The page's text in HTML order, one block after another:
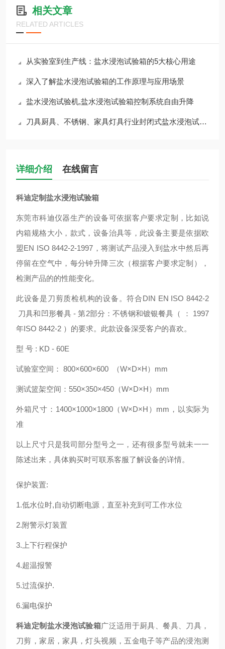
相关文章
RELATED ARTICLES
从实验室到生产线：盐水浸泡试验箱的5大核心用途
深入了解盐水浸泡试验箱的工作原理与应用场景
盐水浸泡试验机,盐水浸泡试验箱控制系统自由升降
刀具厨具、不锈钢、家具灯具行业封闭式盐水浸泡试验机-科迪仪器专业制作！
详细介绍 在线留言
科迪定制盐水浸泡试验箱
东莞市科迪仪器生产的设备可依据客户要求定制，比如说
内箱规格大小，款式，设备治具等，此设备主要是依据欧
盟EN ISO 8442-2-1997，将测试产品浸入到盐水中然后再
停留在空气中，每分钟升降三次（根据客户要求定制），
检测产品的的性能变化。
此设备是刀剪质检机构的设备。符合DIN EN ISO 8442-2
刀具和凹形餐具 - 第2部分：不锈钢和镀银餐具（ ： 1997
年ISO 8442-2 ）的要求。此款设备深受客户的喜欢。
型 号 : KD - 60E
试验室空间： 800×600×600 （W×D×H）mm
测试篮架空间：550×350×450（W×D×H）mm
外箱尺寸：1400×1000×1800（W×D×H）mm，以实际为
准
以上尺寸只是我司部分型号之一，还有很多型号就未一一
陈述出来，具体购买时可联系客服了解设备的详情。
保护装置:
1.低水位时,自动切断电源，直至补充到可工作水位
2.附警示灯装置
3.上下行程保护
4.超温报警
5.过流保护.
6.漏电保护
科迪定制盐水浸泡试验箱广泛适用于厨具、餐具、刀具，
刀剪，家居，家具，灯头视频，五金电子等产品的浸泡测